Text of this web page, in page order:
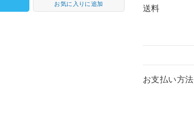
送料
お支払い方法
お気に入りに追加